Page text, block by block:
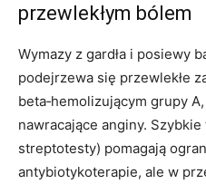
przewlekłym bólem
Wymazy z gardła i posiewy
podejrzewa się przewlekłe
beta‑hemolizującym grupy
nawracające anginy.
streptotesty) pomagają
antybiotykoterapie, ale w